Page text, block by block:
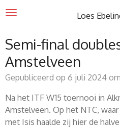
Ga
de
hoofdinhoud
Loes
Semi-final
Amstelveen
Gepubliceerd op 6 juli 2024
Na het ITF W15 toernooi in
Amstelveen. Op het NTC,
met Isis haalde zij hier de